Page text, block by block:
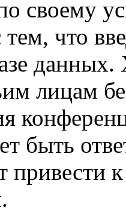
своему
что
лицам
быть
привести